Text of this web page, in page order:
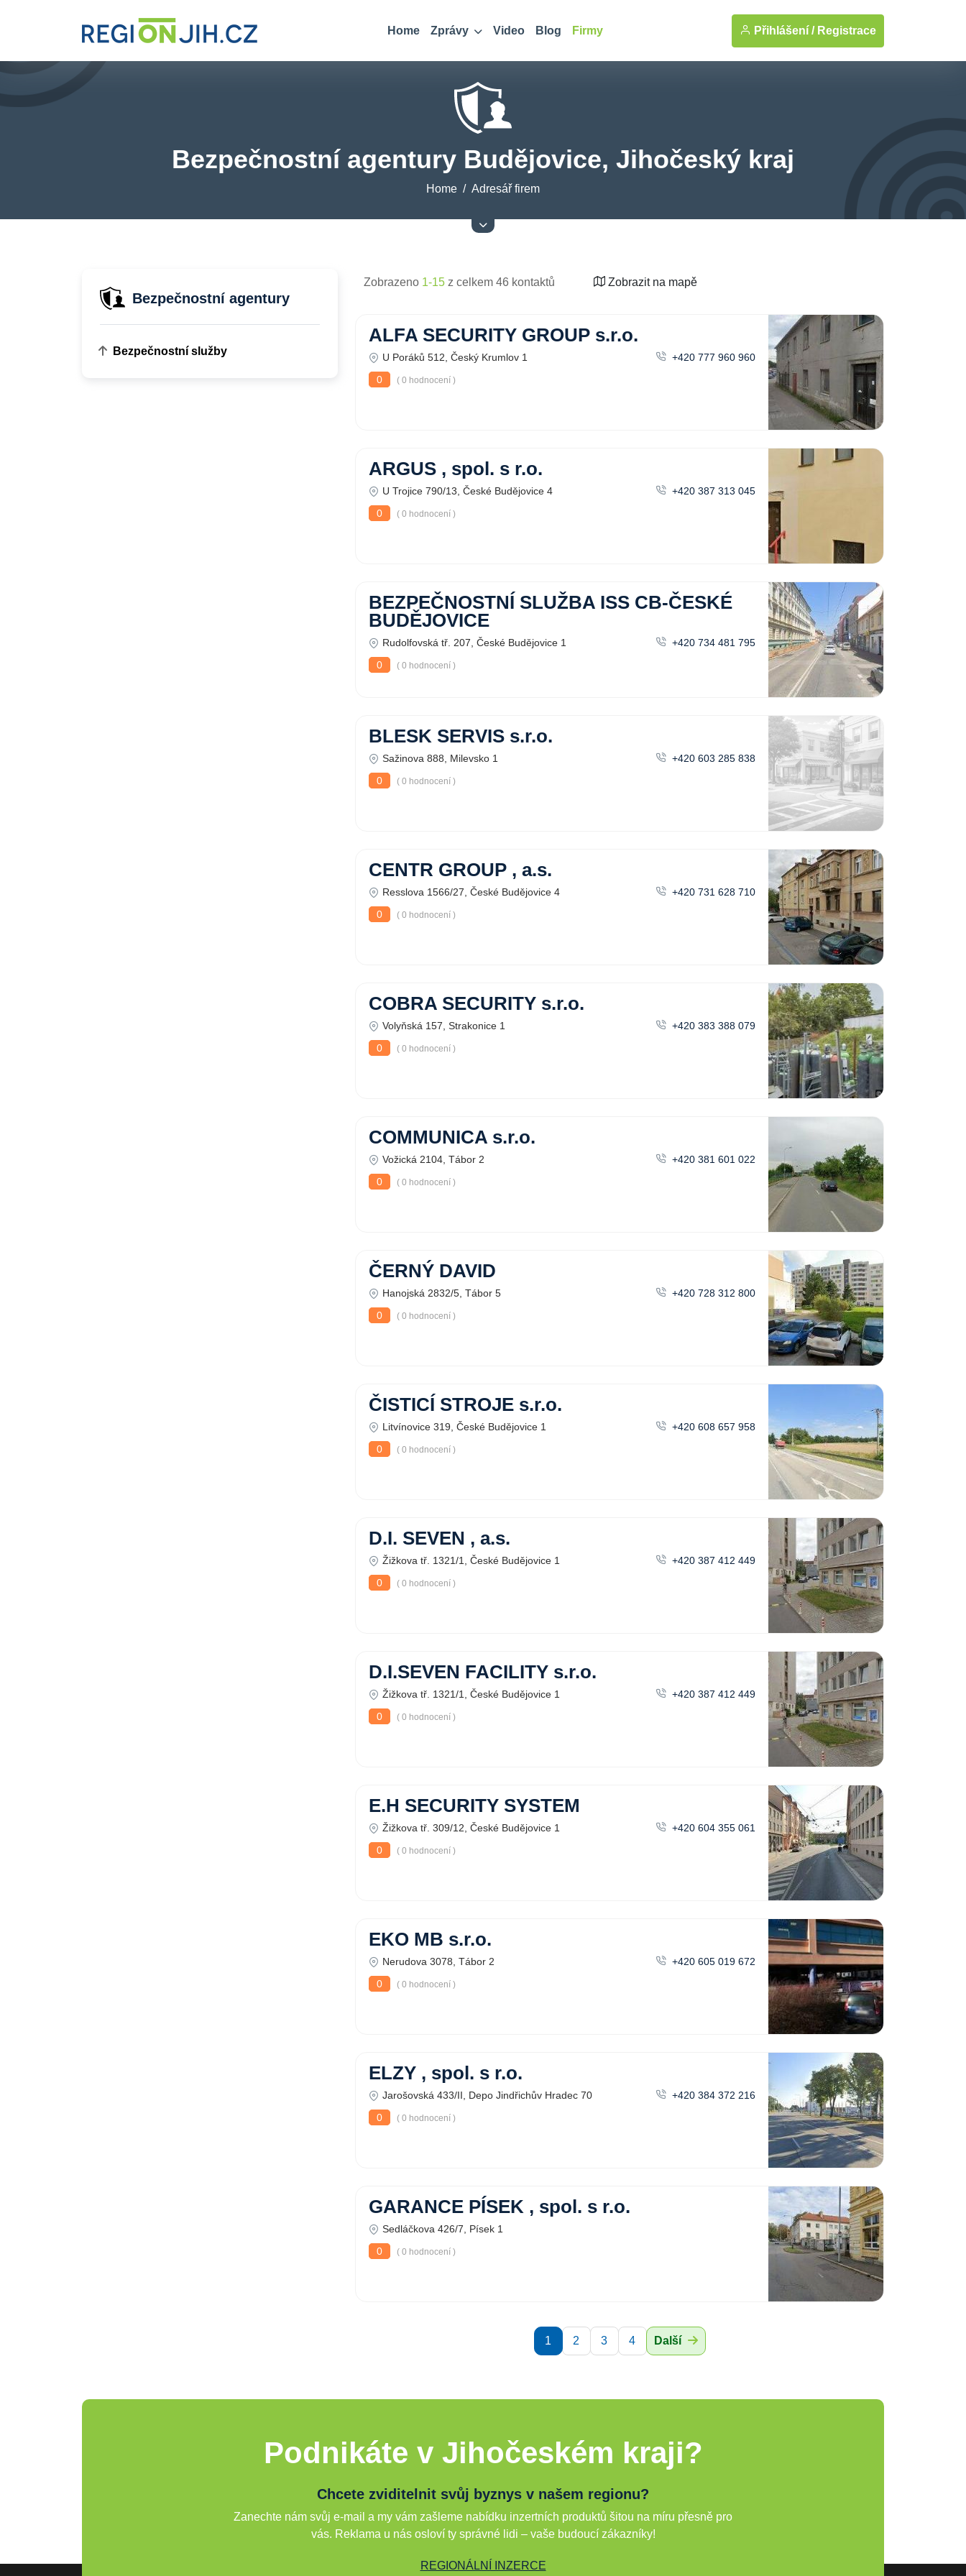
Home Zprávy Video Blog Firmy Přihlášení / Registrace
Bezpečnostní agentury Budějovice, Jihočeský kraj
Home Adresář firem
Bezpečnostní agentury
Bezpečnostní služby
Zobrazeno 1-15 z celkem 46 kontaktů Zobrazit na mapě
ALFA SECURITY GROUP s.r.o.
U Poráků 512, Český Krumlov 1
+420 777 960 960
0
( 0 hodnocení )
ARGUS , spol. s r.o.
U Trojice 790/13, České Budějovice 4
+420 387 313 045
0
( 0 hodnocení )
BEZPEČNOSTNÍ SLUŽBA ISS CB-ČESKÉ
BUDĚJOVICE
Rudolfovská tř. 207, České Budějovice 1
+420 734 481 795
0
( 0 hodnocení )
BLESK SERVIS s.r.o.
Sažinova 888, Milevsko 1
+420 603 285 838
0
( 0 hodnocení )
CENTR GROUP , a.s.
Resslova 1566/27, České Budějovice 4
+420 731 628 710
0
( 0 hodnocení )
COBRA SECURITY s.r.o.
Volyňská 157, Strakonice 1
+420 383 388 079
0
( 0 hodnocení )
COMMUNICA s.r.o.
Vožická 2104, Tábor 2
+420 381 601 022
0
( 0 hodnocení )
ČERNÝ DAVID
Hanojská 2832/5, Tábor 5
+420 728 312 800
0
( 0 hodnocení )
ČISTICÍ STROJE s.r.o.
Litvínovice 319, České Budějovice 1
+420 608 657 958
0
( 0 hodnocení )
D.I. SEVEN , a.s.
Žižkova tř. 1321/1, České Budějovice 1
+420 387 412 449
0
( 0 hodnocení )
D.I.SEVEN FACILITY s.r.o.
Žižkova tř. 1321/1, České Budějovice 1
+420 387 412 449
0
( 0 hodnocení )
E.H SECURITY SYSTEM
Žižkova tř. 309/12, České Budějovice 1
+420 604 355 061
0
( 0 hodnocení )
EKO MB s.r.o.
Nerudova 3078, Tábor 2
+420 605 019 672
0
( 0 hodnocení )
ELZY , spol. s r.o.
Jarošovská 433/II, Depo Jindřichův Hradec 70
+420 384 372 216
0
( 0 hodnocení )
GARANCE PÍSEK , spol. s r.o.
Sedláčkova 426/7, Písek 1
0
( 0 hodnocení )
1 2 3 4 Další
Podnikáte v Jihočeském kraji?
Chcete zviditelnit svůj byznys v našem regionu?
Zanechte nám svůj e-mail a my vám zašleme nabídku inzertních produktů šitou na míru přesně pro
vás. Reklama u nás osloví ty správné lidi – vaše budoucí zákazníky!
REGIONÁLNÍ INZERCE